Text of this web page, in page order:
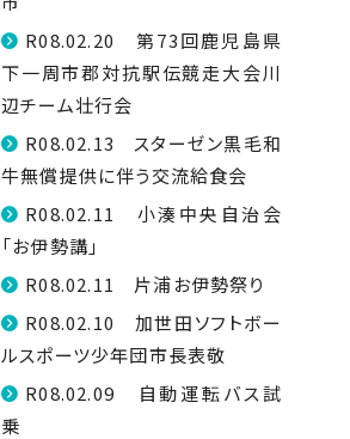
R08.02.20 第73回鹿児島県
下一周市郡対抗駅伝競走大会川
辺チーム壮行会
R08.02.13 スターゼン黒毛和
牛無償提供に伴う交流給食会
R08.02.11 小湊中央自治会
「お伊勢講」
R08.02.11 片浦お伊勢祭り
R08.02.10 加世田ソフトボー
ルスポーツ少年団市長表敬
R08.02.09 自動運転バス試
乗